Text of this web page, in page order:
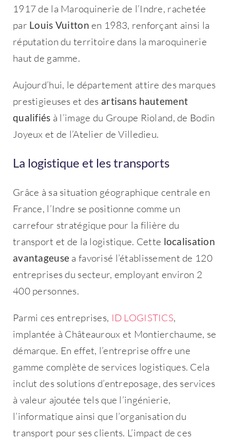
1917 de la Maroquinerie de l’Indre, rachetée
par Louis Vuitton en 1983, renforçant ainsi la
réputation du territoire dans la maroquinerie
haut de gamme.
Aujourd’hui, le département attire des marques
prestigieuses et des artisans hautement
qualifiés à l’image du Groupe Rioland, de Bodin
Joyeux et de l’Atelier de Villedieu.
La logistique et les transports
Grâce à sa situation géographique centrale en
France, l’Indre se positionne comme un
carrefour stratégique pour la filière du
transport et de la logistique. Cette localisation
avantageuse a favorisé l’établissement de 120
entreprises du secteur, employant environ 2
400 personnes.
Parmi ces entreprises, ID LOGISTICS,
implantée à Châteauroux et Montierchaume, se
démarque. En effet, l’entreprise offre une
gamme complète de services logistiques. Cela
inclut des solutions d’entreposage, des services
à valeur ajoutée tels que l’ingénierie,
l’informatique ainsi que l’organisation du
transport pour ses clients. L’impact de ces